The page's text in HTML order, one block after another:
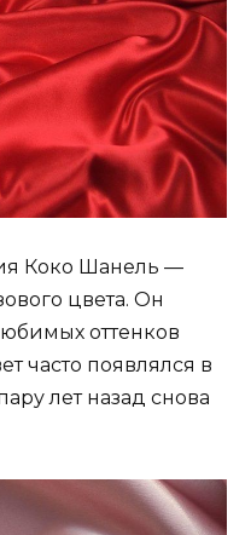
Коко Шанель —
цвета. Он
оттенков
часто появлялся в
лет назад снова